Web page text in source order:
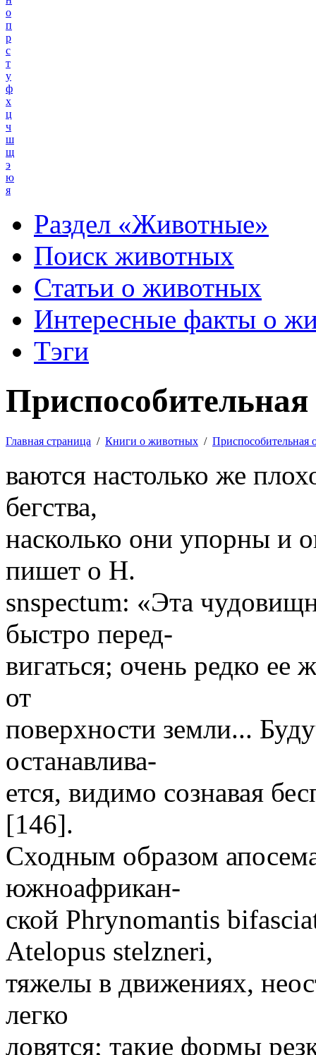
о
п
р
с
т
у
ф
х
ц
ч
ш
щ
э
ю
я
Раздел «Животные»
Поиск животных
Статьи о животных
Интересные факты о
Тэги
Главная страница / Книги о животных / Приспособительная
ваются настолько же
бегства,
насколько они упорны и
пишет о Н.
snspectum: «Эта
быстро перед-
вигаться; очень редко ее
от
поверхности земли...
останавлива-
ется, видимо сознавая
[146].
Сходным образом
южноафрикан-
ской Phrynomantis
Atelopus stelzneri,
тяжелы в движениях,
легко
ловятся; такие формы